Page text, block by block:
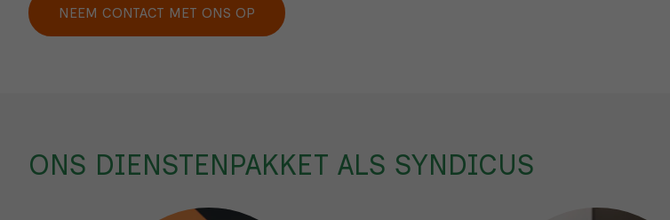
NEEM CONTACT MET ONS OP
ONS DIENSTENPAKKET ALS SYNDICUS